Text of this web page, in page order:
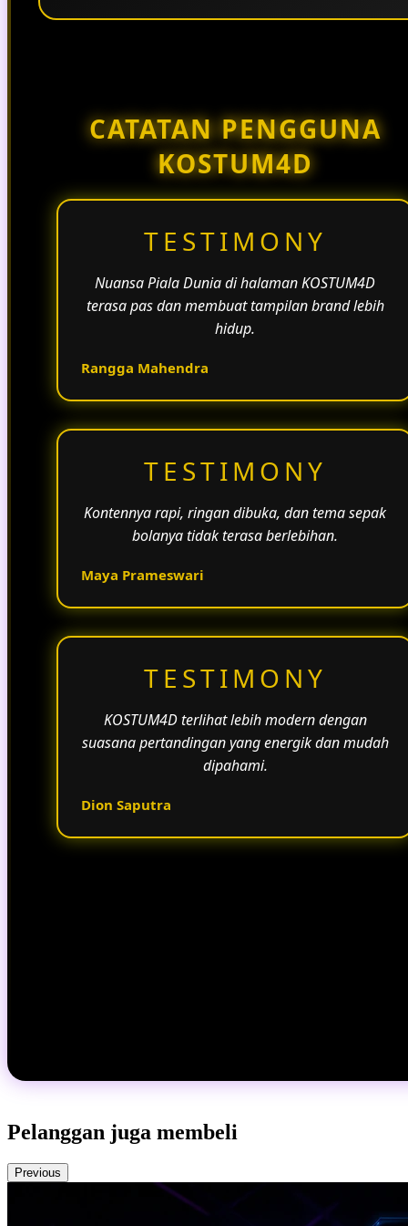
CATATAN PENGGUNA
KOSTUM4D
TESTIMONY
Nuansa Piala Dunia di halaman KOSTUM4D
terasa pas dan membuat tampilan brand lebih
hidup.
Rangga Mahendra
TESTIMONY
Kontennya rapi, ringan dibuka, dan tema sepak
bolanya tidak terasa berlebihan.
Maya Prameswari
TESTIMONY
KOSTUM4D terlihat lebih modern dengan
suasana pertandingan yang energik dan mudah
dipahami.
Dion Saputra
Pelanggan juga membeli
Previous